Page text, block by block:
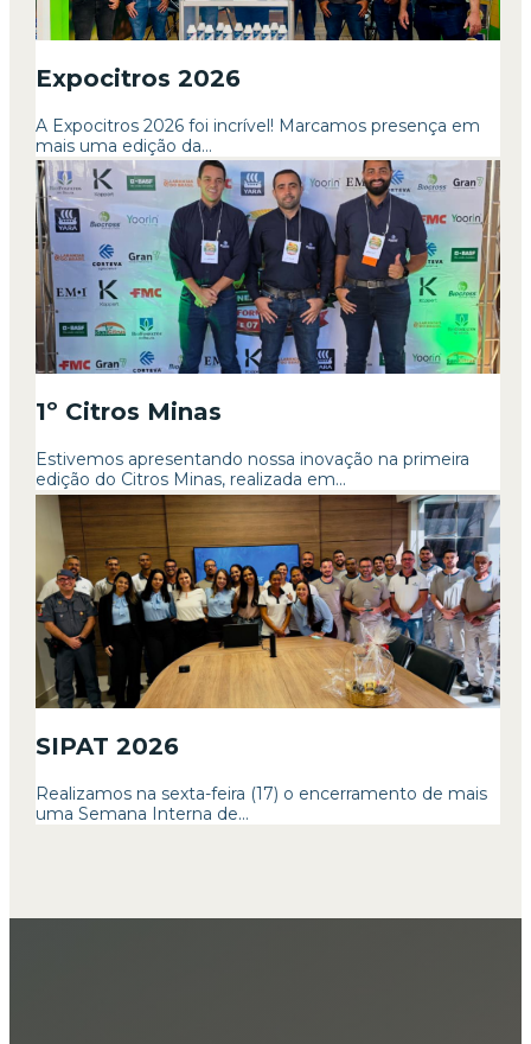
Expocitros 2026
A Expocitros 2026 foi incrível! Marcamos presença em
mais uma edição da...
1º Citros Minas
Estivemos apresentando nossa inovação na primeira
edição do Citros Minas, realizada em...
SIPAT 2026
Realizamos na sexta-feira (17) o encerramento de mais
uma Semana Interna de...